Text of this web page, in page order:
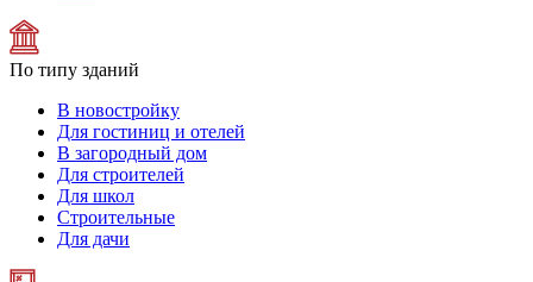
По типу зданий
В новостройку
Для гостиниц и отелей
В загородный дом
Для строителей
Для школ
Строительные
Для дачи